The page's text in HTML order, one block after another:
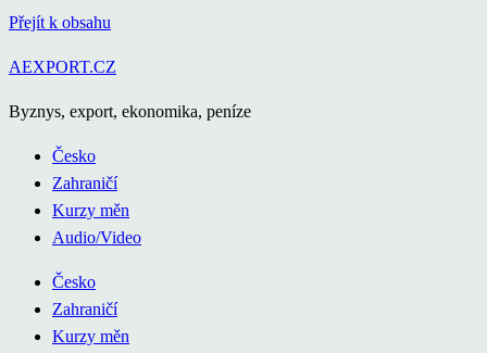
Přejít k obsahu
AEXPORT.CZ
Byznys, export, ekonomika, peníze
Česko
Zahraničí
Kurzy měn
Audio/Video
Česko
Zahraničí
Kurzy měn